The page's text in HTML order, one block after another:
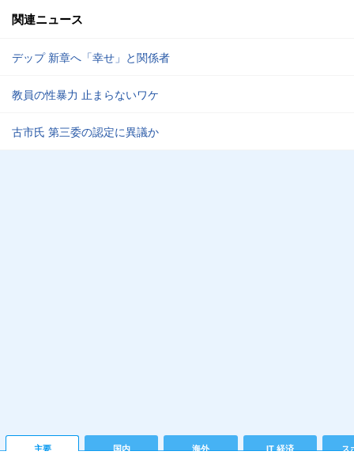
関連ニュース
デップ 新章へ「幸せ」と関係者
教員の性暴力 止まらないワケ
古市氏 第三委の認定に異議か
主要 国内 海外 IT 経済 ス